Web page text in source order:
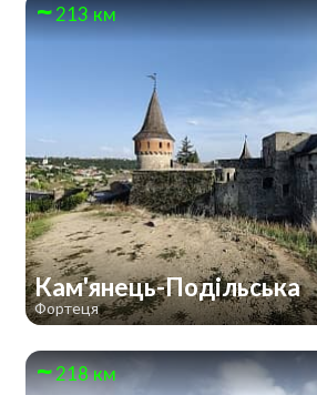
213 км
Кам'янець-Подільська
Фортеця
218 км